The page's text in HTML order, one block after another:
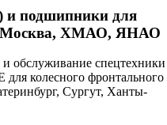
и подшипники для
Москва, ХМАО, ЯНАО
обслуживание спецтехники
колесного фронтального
Сургут, Ханты-